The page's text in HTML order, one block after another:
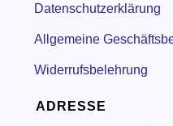
ADRESSE
Datenschutzerklärung
Allgemeine
Widerrufsbelehrung